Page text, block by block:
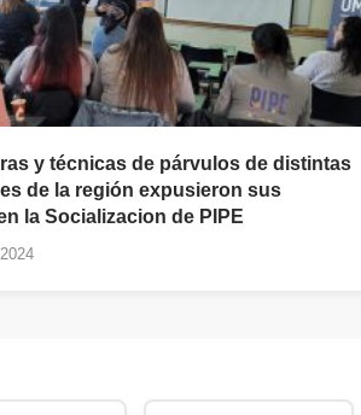
y técnicas de párvulos de distintas
de la región expusieron sus
la Socializacion de PIPE